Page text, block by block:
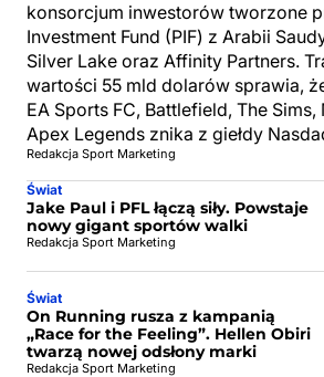
konsorcjum inwestorów tworzone
Investment Fund (PIF) z Arabii
Silver Lake oraz Affinity Partners.
wartości 55 mld dolarów sprawia,
EA Sports FC, Battlefield, The
Apex Legends znika z giełdy
Redakcja Sport Marketing
Świat
Jake Paul i PFL łączą siły. Powstaje
nowy gigant sportów walki
Redakcja Sport Marketing
Świat
On Running rusza z kampanią
„Race for the Feeling”. Hellen Obiri
twarzą nowej odsłony marki
Redakcja Sport Marketing